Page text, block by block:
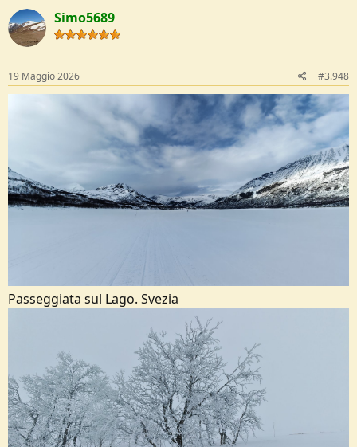
c
t
i
o
s
:
Simo5689
19 Maggio 2026 #3.948
Passeggiata sul Lago. Svezia